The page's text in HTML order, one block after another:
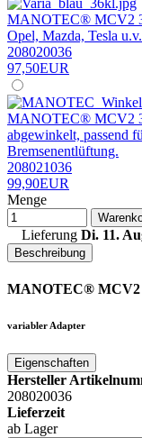
MANOTEC® MCV2
Opel, Mazda, Tesla
208020036
97,50EUR
MANOTEC® MCV2
abgewinkelt, passend
Bremsenentlüftung.
208021036
99,90EUR
Menge
Lieferung Di. 11.
Beschreibung
MANOTEC® MCV2
variabler Adapter
Eigenschaften
Hersteller
208020036
Lieferzeit
ab Lager